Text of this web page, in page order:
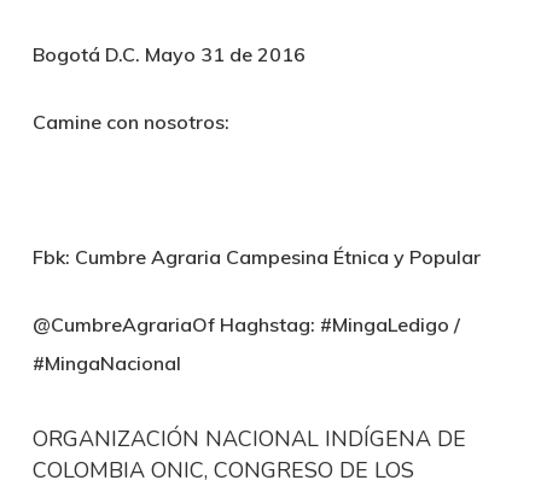
Bogotá D.C. Mayo 31 de 2016
Camine con nosotros:
Fbk: Cumbre Agraria Campesina Étnica y Popular
@CumbreAgrariaOf Haghstag: #MingaLedigo /
#MingaNacional
ORGANIZACIÓN NACIONAL INDÍGENA DE
COLOMBIA ONIC, CONGRESO DE LOS